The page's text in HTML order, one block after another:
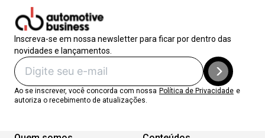
Inscreva-se em nossa newsletter para ficar por dentro das
novidades e lançamentos.
Ao se inscrever, você concorda com nossa Política de Privacidade e
autoriza o recebimento de atualizações.